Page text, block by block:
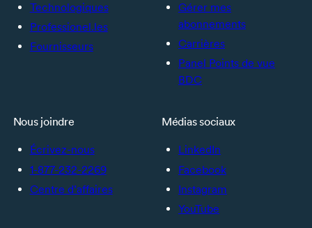
Technologiques
Professionel.les
Fournisseurs
Gérer mes
abonnements
Carrières
Panel Points de vue
BDC
Nous joindre
Écrivez-nous
1-877-232-2269
Centre d’affaires
Médias sociaux
LinkedIn
Facebook
Instagram
YouTube